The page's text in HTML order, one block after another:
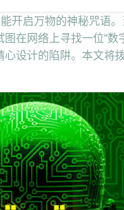
开启万物的神秘咒语
在网络上寻找一位“
设计的陷阱。本文将